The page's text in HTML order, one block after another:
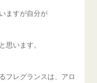
ますが自分が
思います。
フレグランスは、アロ